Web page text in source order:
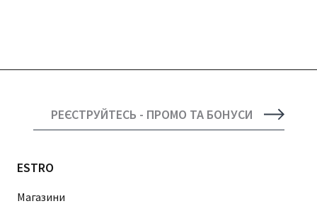
РЕЄСТРУЙТЕСЬ - ПРОМО ТА БОНУСИ
ESTRO
Магазини